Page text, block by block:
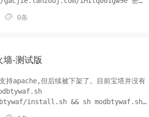
 0条
-测试版
持apache,但后续被下架了。目前宝塔并没有
install.sh && sh modbtywaf.sh插